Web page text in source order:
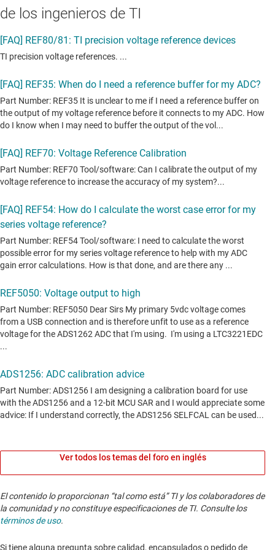
de los ingenieros de TI
Ver todos los temas del foro en inglés
El contenido lo proporcionan “tal como está” TI y los colaboradores de
la comunidad y no constituye especificaciones de TI. Consulte los
términos de uso.
Si tiene alguna pregunta sobre calidad, encapsulados o pedido de